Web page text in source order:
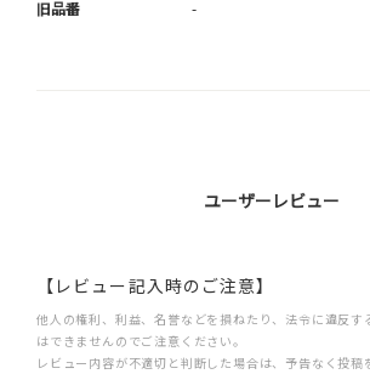
旧品番 -
ユーザーレビュー
【レビュー記入時のご注意】
他人の権利、利益、名誉などを損ねたり、法令に違反す
はできませんのでご注意ください。
レビュー内容が不適切と判断した場合は、予告なく投稿